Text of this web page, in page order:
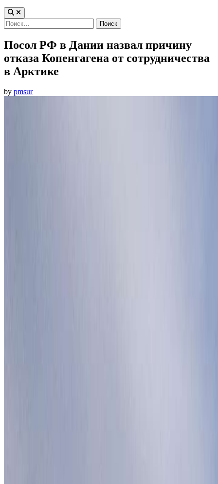
Найти:
Посол РФ в Дании назвал причину
отказа Копенгагена от сотрудничества
в Арктике
by pmsur